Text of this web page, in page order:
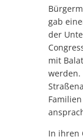
gab
der
mit
werden.
In ihren